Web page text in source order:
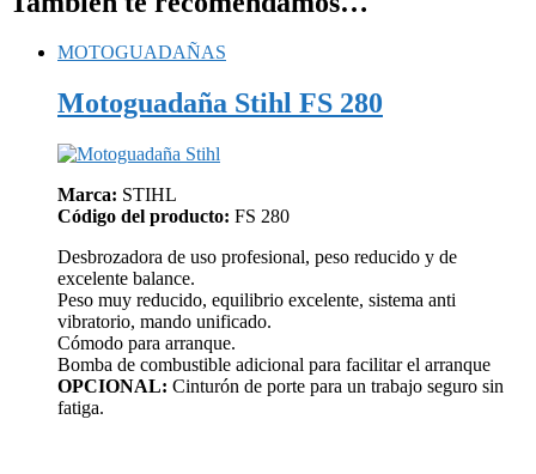
MOTOGUADAÑAS
Motoguadaña Stihl FS 280
Marca: STIHL
Código del producto: FS 280
Desbrozadora de uso profesional, peso reducido y de
excelente balance.
Peso muy reducido, equilibrio excelente, sistema anti
vibratorio, mando unificado.
Cómodo para arranque.
Bomba de combustible adicional para facilitar el arranque
OPCIONAL: Cinturón de porte para un trabajo seguro sin
fatiga.